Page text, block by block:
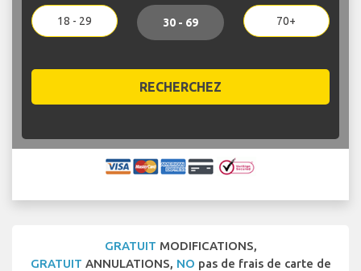
18 - 29 30 - 69 70+
RECHERCHEZ
GRATUIT MODIFICATIONS,
GRATUIT ANNULATIONS, NO pas de frais de carte de